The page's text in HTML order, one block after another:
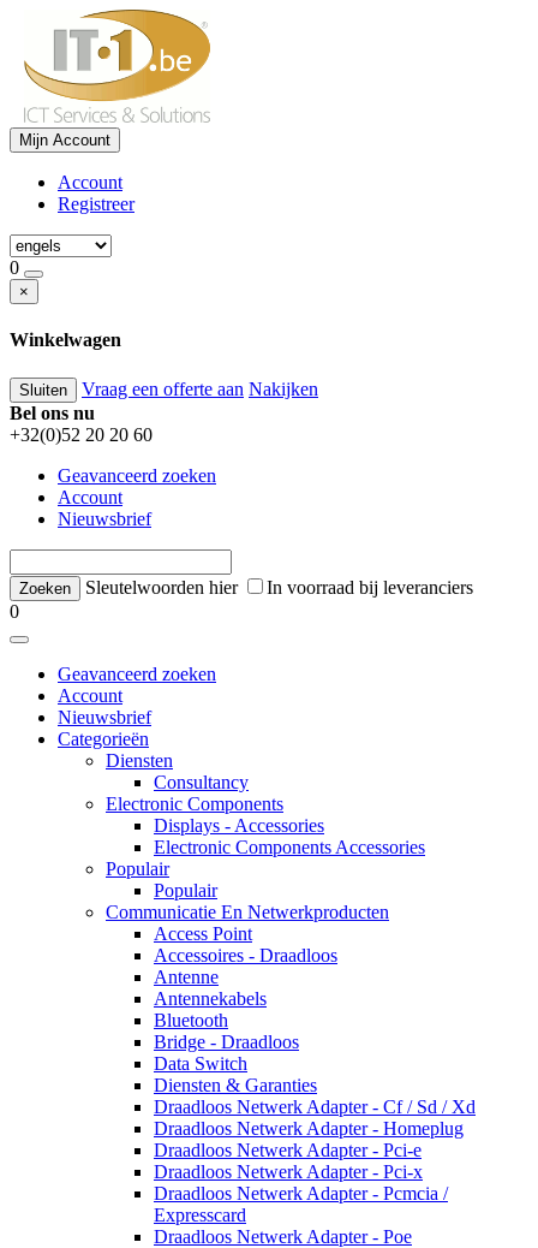
Mijn Account
Account
Registreer
0
×
Winkelwagen
Sluiten Vraag een offerte aan Nakijken
Bel ons nu
+32(0)52 20 20 60
Geavanceerd zoeken
Account
Nieuwsbrief
Sleutelwoorden hier
In voorraad bij leveranciers
0
Geavanceerd zoeken
Account
Nieuwsbrief
Categorieën
Diensten
Consultancy
Electronic Components
Displays - Accessories
Electronic Components Accessories
Populair
Populair
Communicatie En Netwerkproducten
Access Point
Accessoires - Draadloos
Antenne
Antennekabels
Bluetooth
Bridge - Draadloos
Data Switch
Diensten & Garanties
Draadloos Netwerk Adapter - Cf / Sd / Xd
Draadloos Netwerk Adapter - Homeplug
Draadloos Netwerk Adapter - Pci-e
Draadloos Netwerk Adapter - Pci-x
Draadloos Netwerk Adapter - Pcmcia /
Expresscard
Draadloos Netwerk Adapter - Poe